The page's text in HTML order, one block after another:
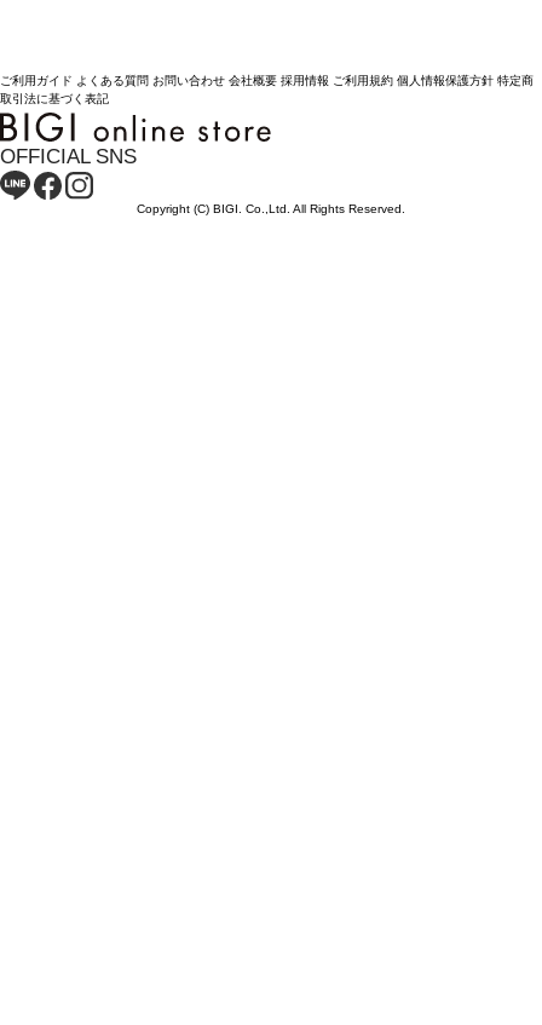
ご利用ガイド よくある質問 お問い合わせ 会社概要 採用情報 ご利用規約 個人情報保護方針 特定商
取引法に基づく表記
OFFICIAL SNS
Copyright (C) BIGI. Co.,Ltd. All Rights Reserved.